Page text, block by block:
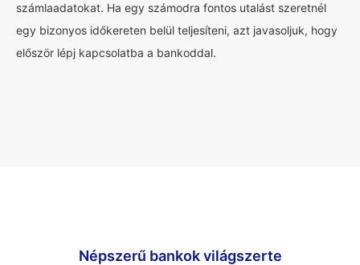
számlaadatokat. Ha egy számodra fontos utalást szeretnél
egy bizonyos időkereten belül teljesíteni, azt javasoljuk, hogy
először lépj kapcsolatba a bankoddal.
Népszerű bankok világszerte